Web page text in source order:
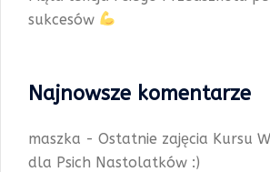
sukcesów
Najnowsze komentarze
maszka - Ostatnie zajęcia Kursu
dla Psich Nastolatków :)